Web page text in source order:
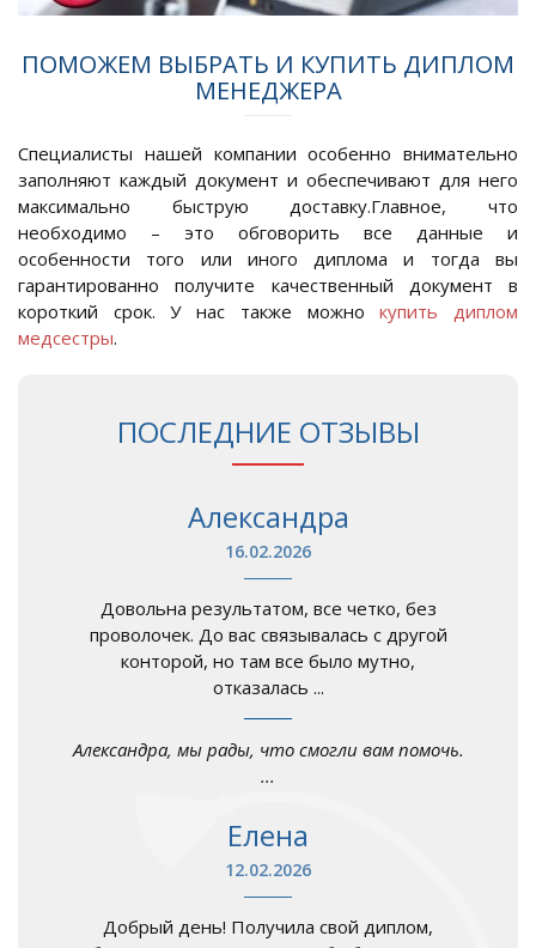
ПОМОЖЕМ ВЫБРАТЬ И КУПИТЬ ДИПЛОМ
МЕНЕДЖЕРА
Специалисты нашей компании особенно внимательно
заполняют каждый документ и обеспечивают для него
максимально быструю доставку.Главное, что
необходимо – это обговорить все данные и
особенности того или иного диплома и тогда вы
гарантированно получите качественный документ в
короткий срок. У нас также можнокупить диплом
медсестры.
ПОСЛЕДНИЕ ОТЗЫВЫ
Александра
16.02.2026
Довольна результатом, все четко, без
проволочек. До вас связывалась с другой
конторой, но там все было мутно,
отказалась ...
Александра, мы рады, что смогли вам помочь.
...
Елена
12.02.2026
Добрый день! Получила свой диплом,